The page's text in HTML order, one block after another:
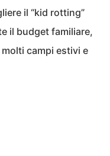
il “kid rotting”
il budget familiare,
campi estivi e